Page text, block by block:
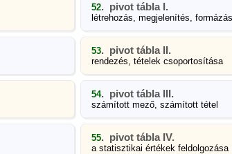
52. pivot tábla I.
létrehozás, megjelenítés,
53. pivot tábla II.
rendezés, tételek csoportosítása
54. pivot tábla III.
számított mező, számított tétel
55. pivot tábla IV.
a statisztikai értékek feldolgozása